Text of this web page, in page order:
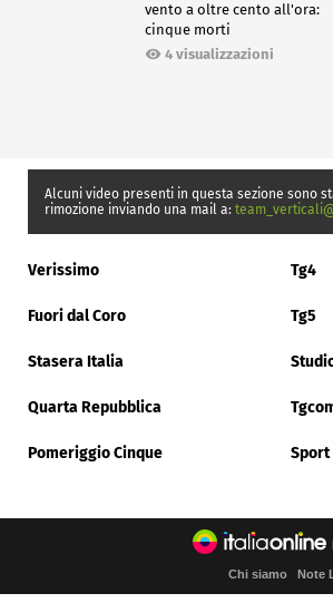
vento a oltre cento all'ora:
cinque morti
4 visualizzazioni
Alcuni video presenti in questa sezione sono
rimozione inviando una mail a:
Verissimo Tg4
Fuori dal Coro Tg5
Stasera Italia
Quarta Repubblica
Pomeriggio Cinque
Chi siamo Note